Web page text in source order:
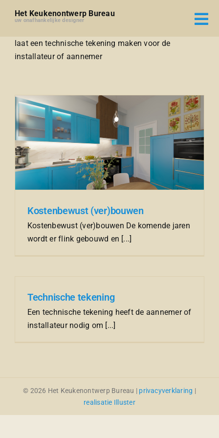
naar
Het Keukenontwerp Bureau
uw onafhankelijke designer
laat een technische tekening maken voor de
installateur of aannemer
Kostenbewust (ver)bouwen
Kostenbewust (ver)bouwen De komende jaren
wordt er flink gebouwd en [...]
Technische tekening
Een technische tekening heeft de aannemer of
installateur nodig om [...]
© 2026 Het Keukenontwerp Bureau | privacyverklaring |
realisatie Illuster